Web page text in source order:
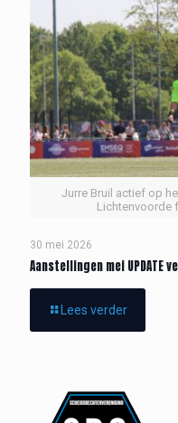
Jurre Bruil actief op
Lichtenvoorde
30 mei 2026
Aanstellingen mei UPDATE
Lees verder